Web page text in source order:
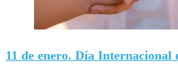
11 de enero. Día